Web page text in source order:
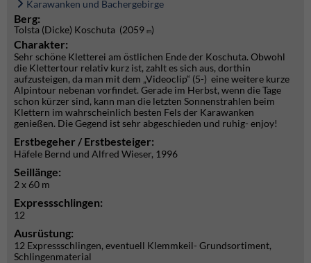
Karawanken und Bachergebirge
Berg:
Tolsta (Dicke) Koschuta (2059 m)
Charakter:
Sehr schöne Kletterei am östlichen Ende der Koschuta. Obwohl
die Klettertour relativ kurz ist, zahlt es sich aus, dorthin
aufzusteigen, da man mit dem „Videoclip“ (5-) eine weitere kurze
Alpintour nebenan vorfindet. Gerade im Herbst, wenn die Tage
schon kürzer sind, kann man die letzten Sonnenstrahlen beim
Klettern im wahrscheinlich besten Fels der Karawanken
genießen. Die Gegend ist sehr abgeschieden und ruhig- enjoy!
Erstbegeher / Erstbesteiger:
Häfele Bernd und Alfred Wieser, 1996
Seillänge:
2 x 60 m
Expressschlingen:
12
Ausrüstung:
12 Expressschlingen, eventuell Klemmkeil- Grundsortiment,
Schlingenmaterial